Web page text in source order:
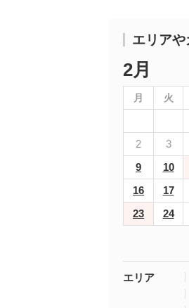
エリア
2月
月 火
2
3
9
10
16
17
23
24
エリア